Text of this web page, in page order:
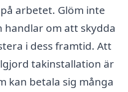
arbetet. Glöm inte
handlar om att skydda
i dess framtid. Att
takinstallation är
kan betala sig många